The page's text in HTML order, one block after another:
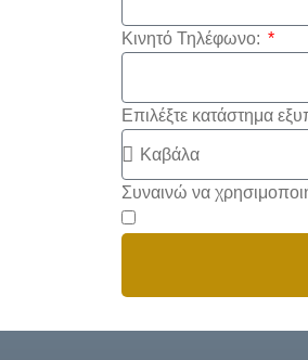
Κινητό Τηλέφωνο:
Επιλέξτε κατάστημα
Συναινώ να